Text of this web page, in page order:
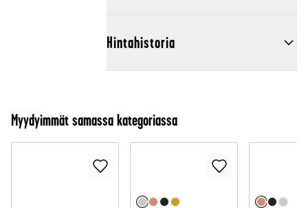
Hintahistoria
Myydyimmät samassa kategoriassa